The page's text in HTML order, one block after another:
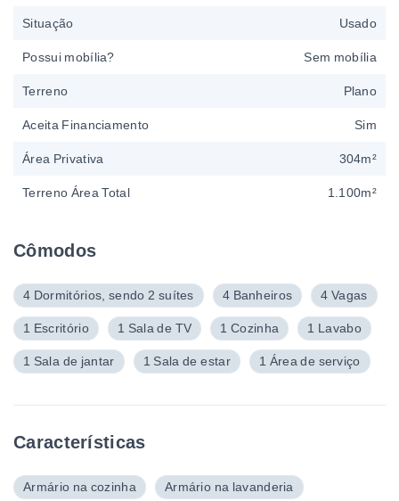
Cômodos
4 Dormitórios, sendo 2 suítes 4 Banheiros 4 Vagas
1 Escritório 1 Sala de TV 1 Cozinha 1 Lavabo
1 Sala de jantar 1 Sala de estar 1 Área de serviço
Características
Armário na cozinha Armário na lavanderia
Situação Usado
Possui mobília? Sem mobília
Terreno Plano
Aceita Financiamento Sim
Área Privativa 304m²
Terreno Área Total 1.100m²